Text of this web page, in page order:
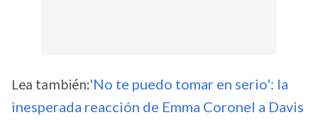
Lea también:'No te puedo tomar en serio': la
inesperada reacción de Emma Coronel a Davis